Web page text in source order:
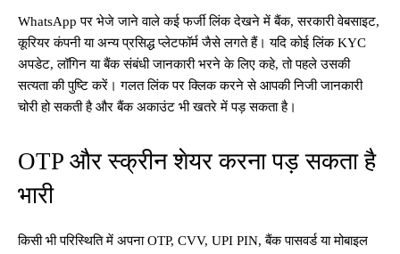
WhatsApp पर भेजे जाने वाले कई फर्जी लिंक देखने में बैंक, सरकारी वेबसाइट,
कूरियर कंपनी या अन्य प्रसिद्ध प्लेटफॉर्म जैसे लगते हैं। यदि कोई लिंक KYC
अपडेट, लॉगिन या बैंक संबंधी जानकारी भरने के लिए कहे, तो पहले उसकी
सत्यता की पुष्टि करें। गलत लिंक पर क्लिक करने से आपकी निजी जानकारी
चोरी हो सकती है और बैंक अकाउंट भी खतरे में पड़ सकता है।
OTP और स्क्रीन शेयर करना पड़ सकता है
भारी
किसी भी परिस्थिति में अपना OTP, CVV, UPI PIN, बैंक पासवर्ड या मोबाइल